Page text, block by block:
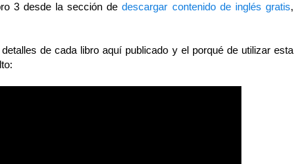
3 desde la sección dedescargar contenido de inglés gratis,
de cada libro aquí publicado y el porqué de utilizar esta